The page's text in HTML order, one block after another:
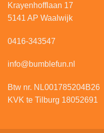
Krayenhofflaan 17
5141 AP Waalwijk
0416-343547
info@bumblefun.nl
Btw nr. NL001785204B26
KVK te Tilburg 18052691